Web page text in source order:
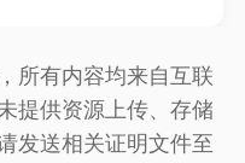
所有内容均来自互联
提供资源上传、存储
发送相关证明文件至